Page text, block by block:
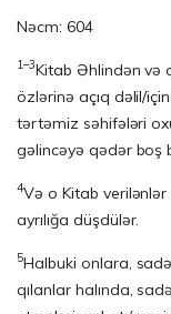
Nəcm: 604
1–3Kitab Əhlindən və
özlərinə açıq dəlil/
tərtəmiz səhifələri
gəlin­cə­yə qədər boş
4Və o Kitab
ayrılığa düşdülər.
5Halbuki onlara,
qılanlar halında,